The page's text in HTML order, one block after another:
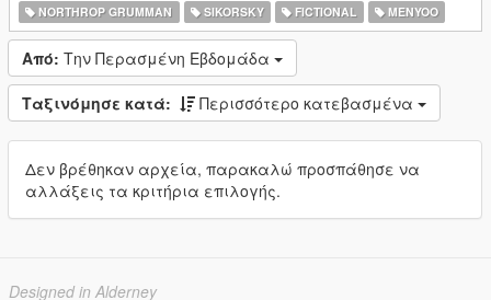
NORTHROP GRUMMAN
SIKORSKY FICTIONAL MENYOO
Από: Την Περασμένη Εβδομάδα
Ταξινόμησε κατά: Περισσότερο κατεβασμένα
Δεν βρέθηκαν αρχεία, παρακαλώ προσπάθησε να
αλλάξεις τα κριτήρια επιλογής.
Designed in Alderney